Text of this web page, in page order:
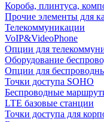
Короба, плинтуса,
Прочие элементы для
Телекоммуникации
VoIP&VideoPhone
Опции для
Оборудование
Опции для
Точки доступа SOHO
Беспроводные
LTE базовые станции
Точки доступа для